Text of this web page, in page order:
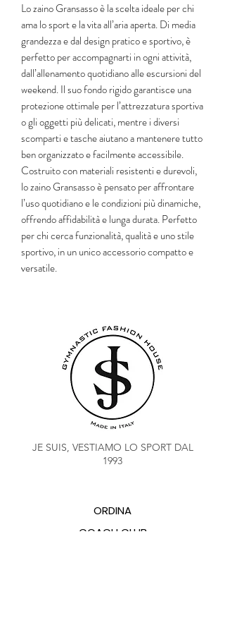
Lo zaino Gransasso è la scelta ideale per chi
ama lo sport e la vita all’aria aperta. Di media
grandezza e dal design pratico e sportivo, è
perfetto per accompagnarti in ogni attività,
dall’allenamento quotidiano alle escursioni del
weekend. Il suo fondo rigido garantisce una
protezione ottimale per l’attrezzatura sportiva
o gli oggetti più delicati, mentre i diversi
scomparti e tasche aiutano a mantenere tutto
ben organizzato e facilmente accessibile.
Costruito con materiali resistenti e durevoli,
lo zaino Gransasso è pensato per affrontare
l’uso quotidiano e le condizioni più dinamiche,
offrendo affidabilità e lunga durata. Perfetto
per chi cerca funzionalità, qualità e uno stile
sportivo, in un unico accessorio compatto e
versatile.
JE SUIS, VESTIAMO LO SPORT DAL
1993
ORDINA
COACH CLUB